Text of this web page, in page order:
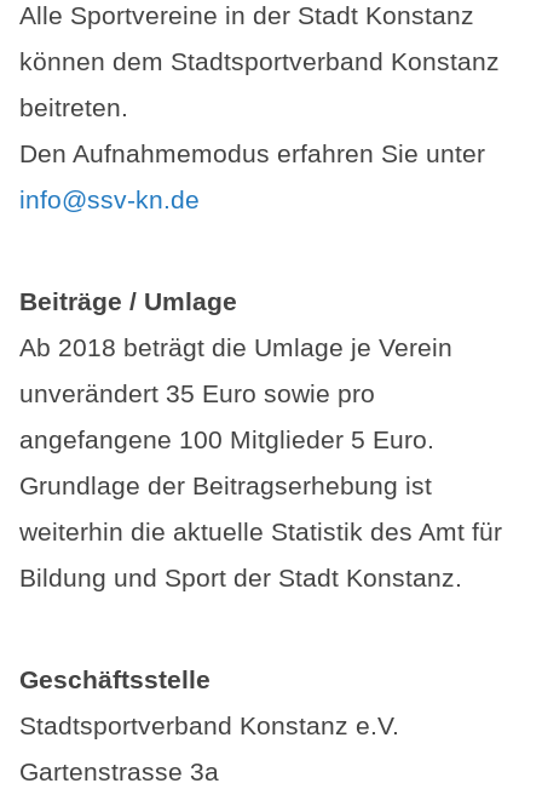
Alle Sportvereine in der Stadt Konstanz
können dem Stadtsportverband Konstanz
beitreten.
Den Aufnahmemodus erfahren Sie unter
info@ssv-kn.de
Beiträge / Umlage
Ab 2018 beträgt die Umlage je Verein
unverändert 35 Euro sowie pro
angefangene 100 Mitglieder 5 Euro.
Grundlage der Beitragserhebung ist
weiterhin die aktuelle Statistik des Amt für
Bildung und Sport der Stadt Konstanz.
Geschäftsstelle
Stadtsportverband Konstanz e.V.
Gartenstrasse 3a